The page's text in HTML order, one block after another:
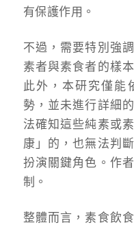
有保護作用。
不過，需要特別強
素者與素食者的樣
此外，本研究僅能
勢，並未進行詳細
法確知這些純素或
康」的，也無法判
扮演關鍵角色。作
制。
整體而言，素食飲